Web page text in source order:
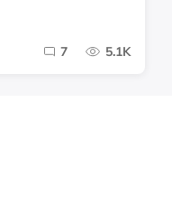
7 5.1K